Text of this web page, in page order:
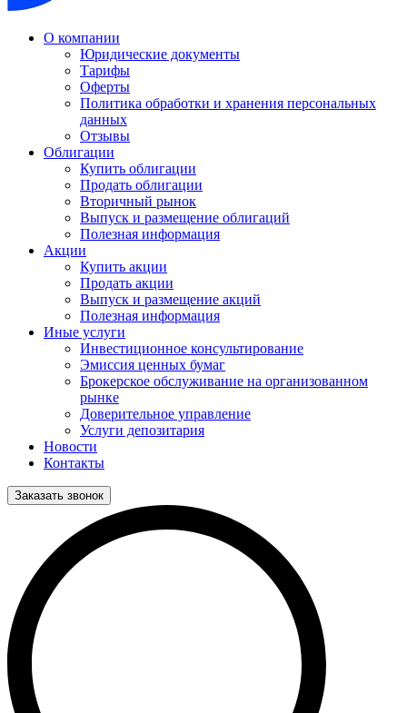
О компании
Юридические документы
Тарифы
Оферты
Политика обработки и хранения персональных
данных
Отзывы
Облигации
Купить облигации
Продать облигации
Вторичный рынок
Выпуск и размещение облигаций
Полезная информация
Акции
Купить акции
Продать акции
Выпуск и размещение акций
Полезная информация
Иные услуги
Инвестиционное консультирование
Эмиссия ценных бумаг
Брокерское обслуживание на организованном
рынке
Доверительное управление
Услуги депозитария
Новости
Контакты
Заказать звонок